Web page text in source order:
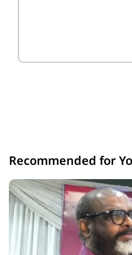
Recommended for